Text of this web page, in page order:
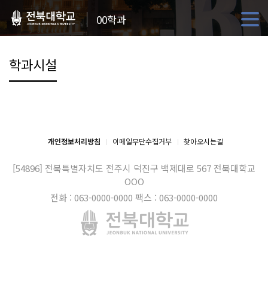
00학과
학과시설
개인정보처리방침 이메일무단수집거부 찾아오시는길
[54896] 전북특별자치도 전주시 덕진구 백제대로 567 전북대학교
OOO
전화 : 063-0000-0000 팩스 : 063-0000-0000